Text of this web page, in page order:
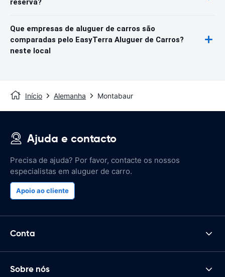
reserva?
Que empresas de aluguer de carros são
comparadas pelo EasyTerra Aluguer de Carros?
neste local
Início Alemanha Montabaur
Ajuda e contacto
Precisa de ajuda? Por favor, contacte os nossos
especialistas em aluguer de carro.
Apoio ao cliente
Conta
Sobre nós